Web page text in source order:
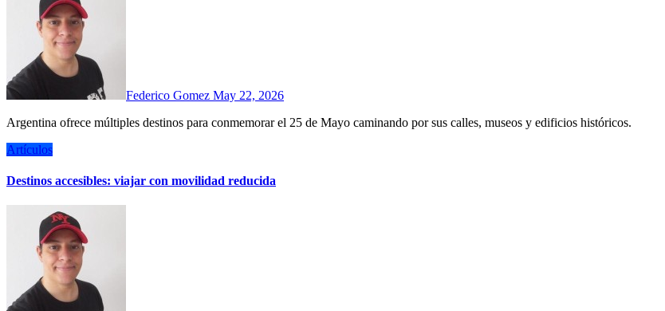
Federico Gomez May 22, 2026
Argentina ofrece múltiples destinos para conmemorar el 25 de Mayo caminando por sus calles, museos y edificios históricos.
Artículos
Destinos accesibles: viajar con movilidad reducida